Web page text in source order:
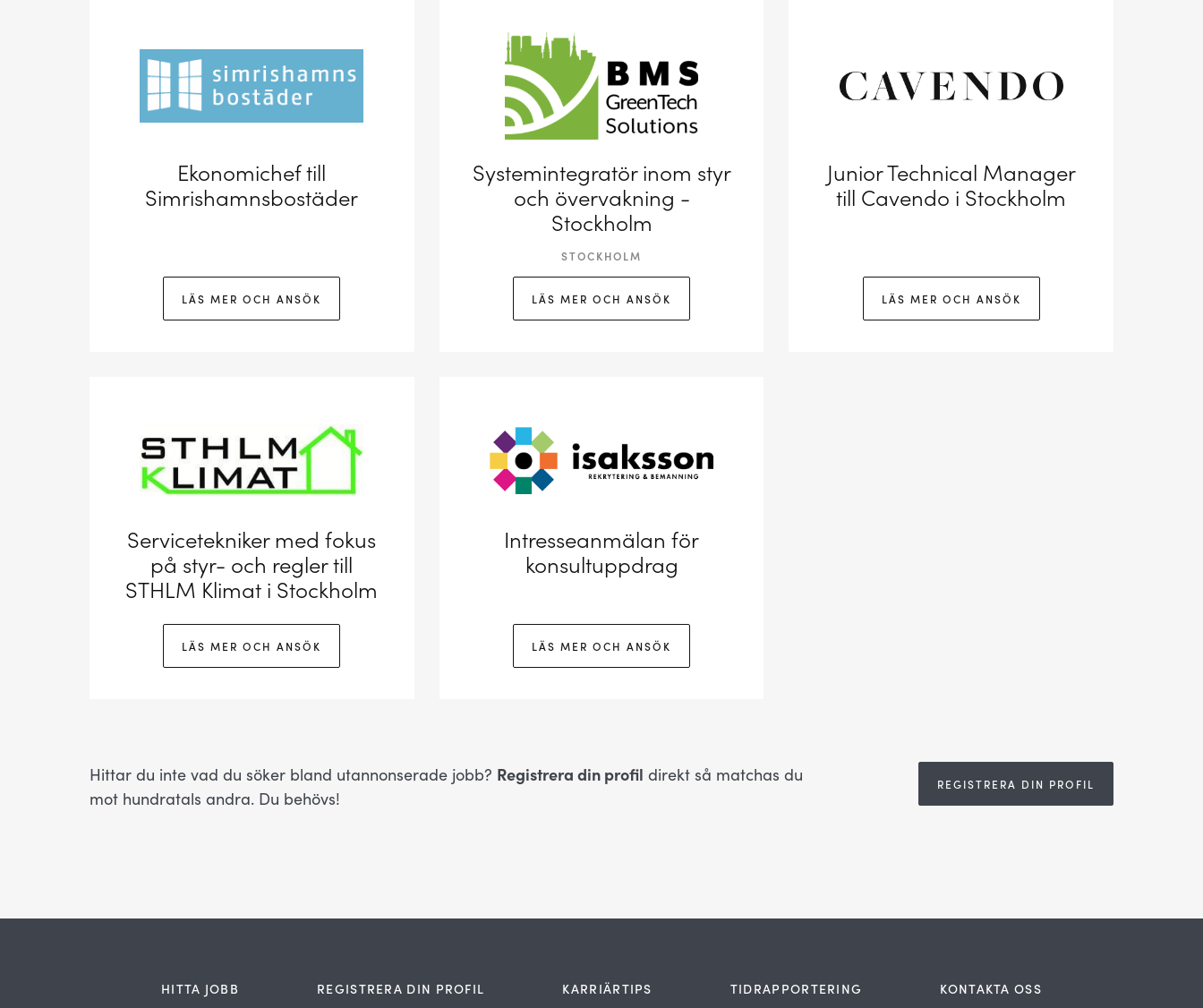
Ekonomichef till
Simrishamnsbostäder
LÄS MER OCH ANSÖK
Systemintegratör inom styr
och övervakning -
Stockholm
STOCKHOLM
LÄS MER OCH ANSÖK
Junior Technical Manager
till Cavendo i Stockholm
LÄS MER OCH ANSÖK
Servicetekniker med fokus
på styr- och regler till
STHLM Klimat i Stockholm
LÄS MER OCH ANSÖK
Intresseanmälan för
konsultuppdrag
LÄS MER OCH ANSÖK
Hittar du inte vad du söker bland utannonserade jobb? Registrera din profil direkt så matchas du
mot hundratals andra. Du behövs!
REGISTRERA DIN PROFIL
HITTA JOBB REGISTRERA DIN PROFIL KARRIÄRTIPS TIDRAPPORTERING KONTAKTA OSS